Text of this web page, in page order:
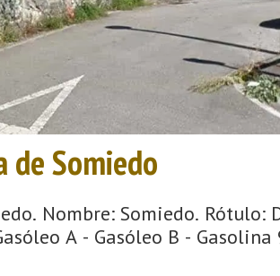
de Somiedo
Nombre: Somiedo.
A - Gasóleo B - Gasolina